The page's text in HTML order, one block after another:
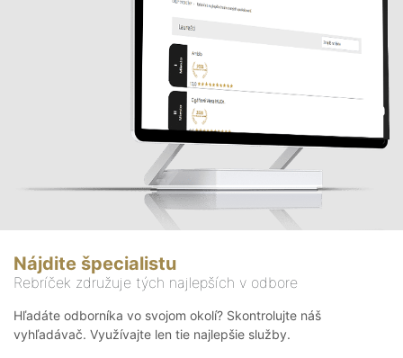
Nájdite špecialistu
Rebríček združuje tých najlepších v odbore
Hľadáte odborníka vo svojom okolí? Skontrolujte náš
vyhľadávač. Využívajte len tie najlepšie služby.